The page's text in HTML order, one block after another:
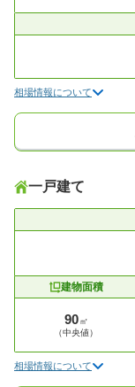
相場情報について
一戸建て
建物面積
90 ㎡
（中央値）
相場情報について